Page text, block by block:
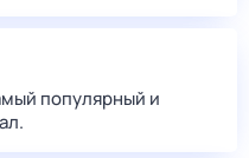
популярный и